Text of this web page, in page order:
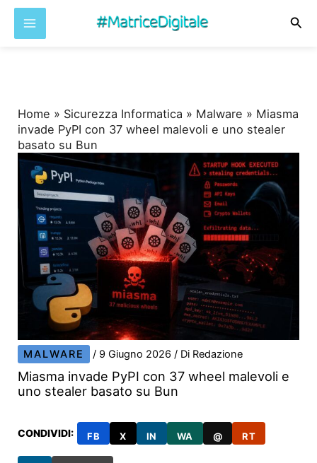
Home » Sicurezza Informatica » Malware » Miasma
invade PyPI con 37 wheel malevoli e uno stealer
basato su Bun
MALWARE / 9 Giugno 2026/ Di Redazione
Miasma invade PyPI con 37 wheel malevoli e
uno stealer basato su Bun
CONDIVIDI: FB X IN WA @ RT